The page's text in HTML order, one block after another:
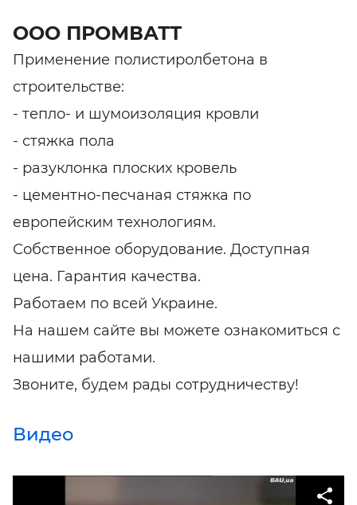
ООО ПРОМВАТТ
Применение полистиролбетона в
строительстве:
- тепло- и шумоизоляция кровли
- стяжка пола
- разуклонка плоских кровель
- цементно-песчаная стяжка по
европейским технологиям.
Собственное оборудование. Доступная
цена. Гарантия качества.
Работаем по всей Украине.
На нашем сайте вы можете ознакомиться с
нашими работами.
Звоните, будем рады сотрудничеству!
Видео